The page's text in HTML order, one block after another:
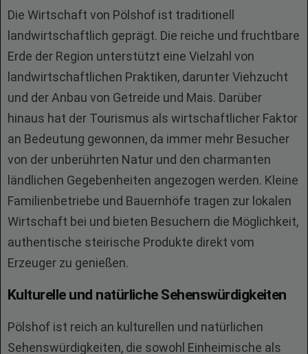
Die Wirtschaft von Pölshof ist traditionell
landwirtschaftlich geprägt. Die reiche und fruchtbare
Erde der Region unterstützt eine Vielzahl von
landwirtschaftlichen Praktiken, darunter Viehzucht
und der Anbau von Getreide und Mais. Darüber
hinaus hat der Tourismus als wirtschaftlicher Faktor
an Bedeutung gewonnen, da immer mehr Besucher
von der unberührten Natur und den charmanten
ländlichen Gegebenheiten angezogen werden. Kleine
Familienbetriebe und Bauernhöfe tragen zur lokalen
Wirtschaft bei und bieten Besuchern die Möglichkeit,
authentische steirische Produkte direkt vom
Erzeuger zu genießen.
Kulturelle und natürliche Sehenswürdigkeiten
Pölshof ist reich an kulturellen und natürlichen
Sehenswürdigkeiten, die sowohl Einheimische als